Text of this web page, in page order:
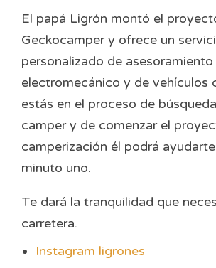
El papá Ligrón montó el
Geckocamper y ofrece un
personalizado de asesoramiento
electromecánico y de vehículos
estás en el proceso de
camper y de comenzar el
camperización él podrá
minuto uno.
Te dará la tranquilidad que
carretera.
Instagram ligrones